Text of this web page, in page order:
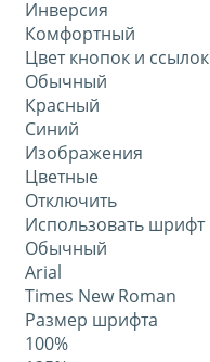
Инверсия
Комфортный
Цвет кнопок и ссылок
Обычный
Красный
Синий
Изображения
Цветные
Отключить
Использовать шрифт
Обычный
Arial
Times New Roman
Размер шрифта
100%